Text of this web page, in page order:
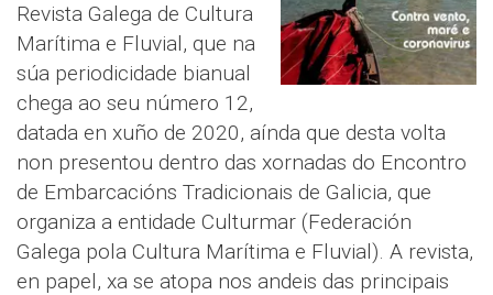
Revista Galega de Cultura
Marítima e Fluvial, que na
súa periodicidade bianual
chega ao seu número 12,
datada en xuño de 2020, aínda que desta volta
non presentou dentro das xornadas do Encontro
de Embarcacións Tradicionais de Galicia, que
organiza a entidade Culturmar (Federación
Galega pola Cultura Marítima e Fluvial). A revista,
en papel, xa se atopa nos andeis das principais